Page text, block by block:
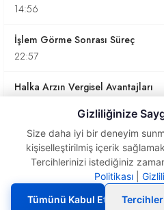
14:56
İşlem Görme Sonrası Süreç
22:57
Halka Arzın Vergisel Avantajları
Halka Arzda Kaç Lot Talebinde
04:28
2023-2024 Yıllarında Halka
24:37
Hazırlık Süreci
Gizliliğinize
Size daha iyi bir deneyim
kişiselleştirilmiş içerik
Tercihlerinizi istediğiniz
Politikası
Tümünü Kabul Et